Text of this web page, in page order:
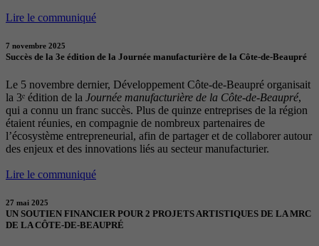
Lire le communiqué
7 novembre 2025
Succès de la 3e édition de la Journée manufacturière de la Côte-de-Beaupré
Le 5 novembre dernier, Développement Côte-de-Beaupré organisait
la 3ᵉ édition de la Journée manufacturière de la Côte-de-Beaupré,
qui a connu un franc succès. Plus de quinze entreprises de la région
étaient réunies, en compagnie de nombreux partenaires de
l’écosystème entrepreneurial, afin de partager et de collaborer autour
des enjeux et des innovations liés au secteur manufacturier.
Lire le communiqué
27 mai 2025
UN SOUTIEN FINANCIER POUR 2 PROJETS ARTISTIQUES DE LA MRC
DE LA CÔTE-DE-BEAUPRÉ